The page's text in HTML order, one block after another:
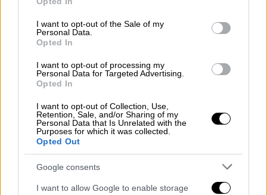
use your data for below specified purposes in below Google
consent section.
I want to opt-out of the Sale of my
Personal Data.
Opted In
I want to opt-out of processing my
Personal Data for Targeted Advertising.
Opted In
I want to opt-out of Collection, Use,
Retention, Sale, and/or Sharing of my
Personal Data that Is Unrelated with the
Purposes for which it was collected.
Opted Out
Google consents
I want to allow Google to enable storage